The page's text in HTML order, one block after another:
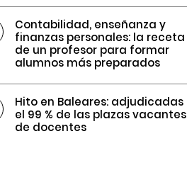
Contabilidad, enseñanza y
finanzas personales: la receta
de un profesor para formar
alumnos más preparados
Hito en Baleares: adjudicadas
el 99 % de las plazas vacantes
de docentes